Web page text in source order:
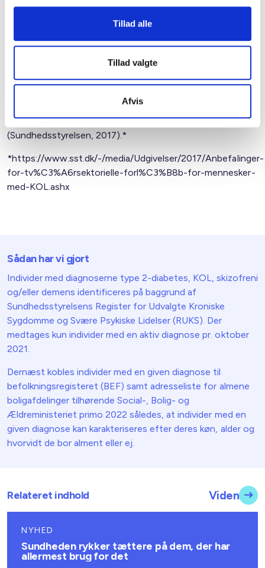
Tillad alle
Tillad valgte
Afvis
Kilde: BL’s egne beregninger på baggrund af Danmarks Statistiks
registerdata og Sundhedsstyrelsens Register for Udvalgte
2021.
Det skal bemærkes, at et væsentligt mørketal er forbundet
med KOL, idet det skønnes, at antallet af personer
antal mennesker i den danske befolkning, der har en
lungefunktionsnedsættelse på niveau med KOL
(Sundhedsstyrelsen, 2017).*
*https://www.sst.dk/-/media/Udgivelser/2017/Anbefalinger-
for-tv%C3%A6rsektorielle-forl%C3%B8b-for-mennesker-
med-KOL.ashx
Sådan har vi gjort
Individer med diagnoserne type 2-diabetes, KOL, skizofreni
og/eller demens identificeres på baggrund af
Sundhedsstyrelsens Register for Udvalgte Kroniske
Sygdomme og Svære Psykiske Lidelser (RUKS). Der
medtages kun individer med en aktiv diagnose pr. oktober
2021.
Dernæst kobles individer med en given diagnose til
befolkningsregisteret (BEF) samt adresseliste for almene
boligafdelinger tilhørende Social-, Bolig- og
Ældreministeriet primo 2022 således, at individer med en
given diagnose kan karakteriseres efter deres køn, alder og
hvorvidt de bor alment eller ej.
Relateret indhold Viden
NYHED
Sundheden rykker tættere på dem, der har
allermest brug for det